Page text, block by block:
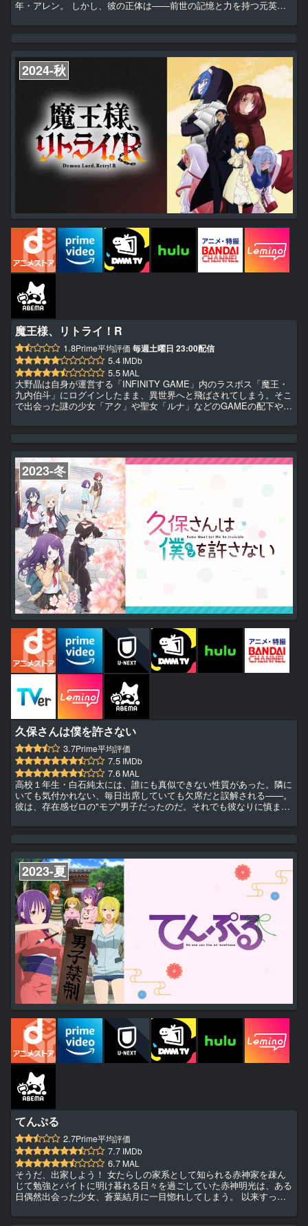
年・アレン。 しかし、彼の正体は――前世の記憶と力を持つ元英雄
まな旅を始めようとするアレンだったが、 元婚約者の暗殺未遂に遭
♪
2024-秋
魔王様、リトライ！R
1.8Prime平均評価 毎週土曜日 23:00配信
5.4 IMDb
5.5 MAL
大野晶は自身が運営する「INFINITY GAME」内のラスボス「魔王・
九内伯斗」にログインしたまま、異世界へと飛ばされてしまう。そこ
で出会った謎の少女「アク」や聖女「ルナ」などのGAMEの配下や異
現実世界に戻る術を探すべく新たな旅へ踏み出した。「魔王」を中心
2023-冬
久保さんは僕を許さない
3.7Prime平均評価
7.5 IMDb
7.6 MAL
高校１年生・白石純太には、誰にも真似できない性質があった。隣に
いても気付かれない、毎日出席していても欠席だと誤解される——。
彼は、存在感ゼロの"モブ"男子だったのだ。それでも彼なりに慎まし
なんと同じクラスの"ヒロイン級"美少女･久保さんだけが、彼を見つ
き始めて——。誰だって、誰かの"特別"になれる。でもその感...
2023-夏
てんぷる
2.7Prime平均評価
7.7 IMDb
6.7 MAL
そうだ、出家しよう！ 女たらしの家系として知られる赤神家を疎ん
じて勉強とバイトに明け暮れる日々を過ごしていた赤神明光は、ある
日偶然出会った少女、蒼葉結月に一目惚れしてしまう。 以来すっか
ックに生きるため寺へ入るが、なんとそこは美少女だらけの尼寺だっ